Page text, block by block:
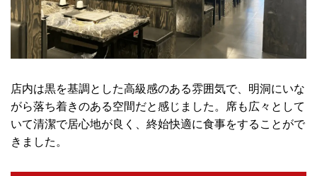
店内は黒を基調とした高級感のある雰囲気で、明洞にいな
がら落ち着きのある空間だと感じました。席も広々として
いて清潔で居心地が良く、終始快適に食事をすることがで
きました。